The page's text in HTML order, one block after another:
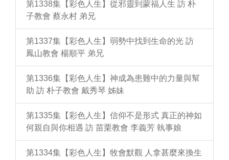
第1338集【彩色人生】從邪靈到蒙福人生 訪 朴
子教會 蔡永村 弟兄
第1337集【彩色人生】弱勢中找到生命的光 訪
鳳山教會 楊順平 弟兄
第1336集【彩色人生】神成為患難中的力量與幫
助 訪 朴子教會 戴秀琴 姊妹
第1335集【彩色人生】信仰不是形式 真正的神如
何親自與你相遇 訪 苗栗教會 李義芳 執事娘
第1334集【彩色人生】牧會默觀 人拿甚麼來換生